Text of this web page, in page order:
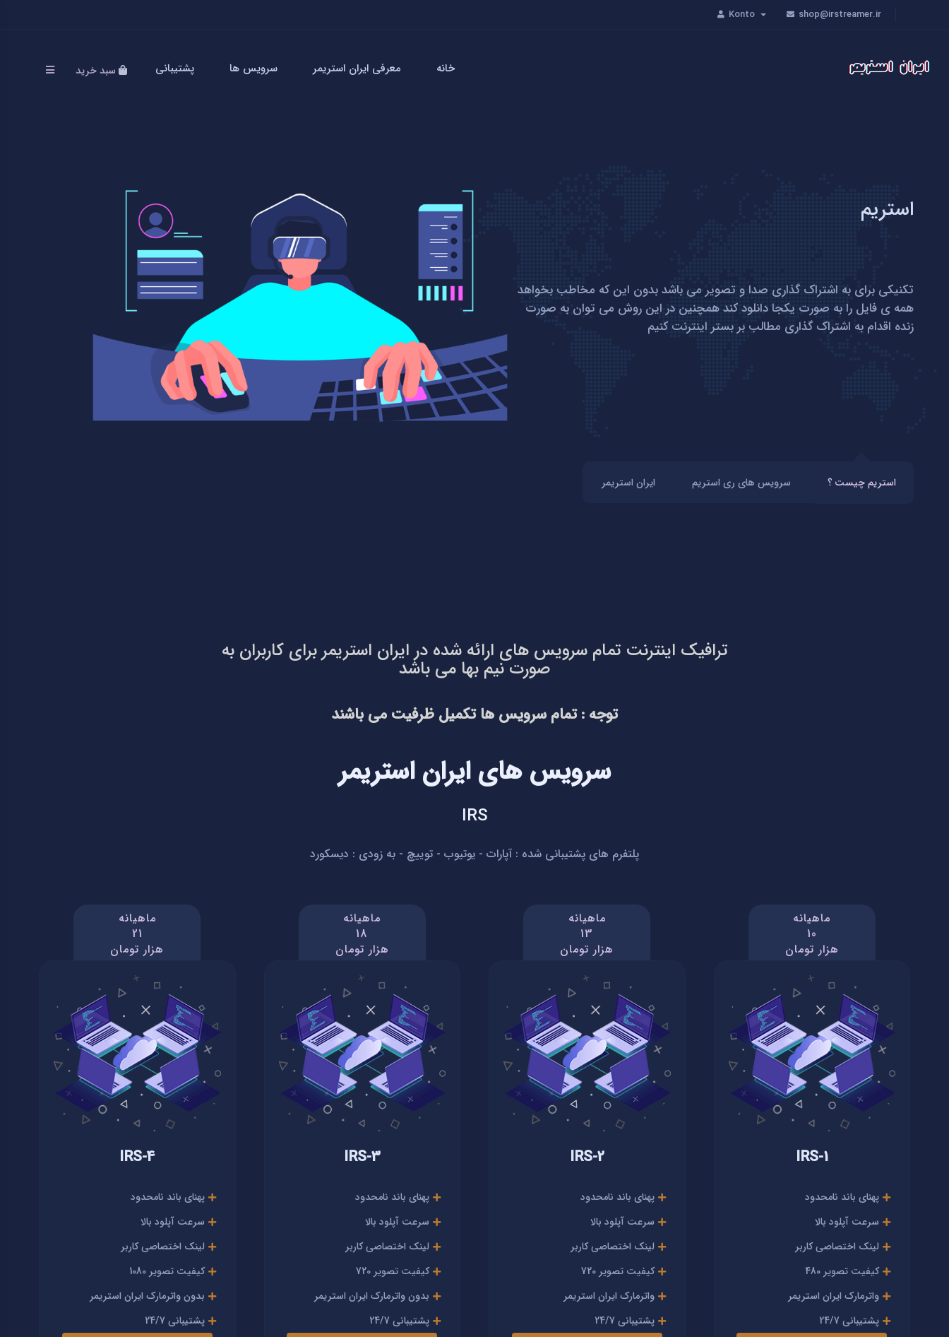
shop@irstreamer.ir
Konto
سبد خرید خانه معرفی ایران استریمر سرویس ها پشتیبانی
استریم
تکنیکی برای به اشتراک گذاری صدا و تصویر می باشد بدون این که مخاطب بخواهد
همه ی فایل را به صورت یکجا دانلود کند همچنین در این روش می توان به صورت
زنده اقدام به اشتراک گذاری مطالب بر بستر اینترنت کنیم
استریم چیست ؟ سرویس های ری استریم ایران استریمر
ترافیک اینترنت تمام سرویس های ارائه شده در ایران استریمر برای کاربران به
صورت نیم بها می باشد
توجه : تمام سرویس ها تکمیل ظرفیت می باشند
سرویس های ایران استریمر
IRS
پلتفرم های پشتیبانی شده : آپارات - یوتیوب - توییچ - به زودی : دیسکورد
ماهیانه
10
هزار تومان
IRS-1
پهنای باند نامحدود
سرعت آپلود بالا
لینک اختصاصی کاربر
کیفیت تصویر 480
واترمارک ایران استریمر
پشتیبانی 24/7
ماهیانه
13
هزار تومان
IRS-2
پهنای باند نامحدود
سرعت آپلود بالا
لینک اختصاصی کاربر
کیفیت تصویر 720
واترمارک ایران استریمر
پشتیبانی 24/7
ماهیانه
18
هزار تومان
IRS-3
پهنای باند نامحدود
سرعت آپلود بالا
لینک اختصاصی کاربر
کیفیت تصویر 720
بدون واترمارک ایران استریمر
پشتیبانی 24/7
ماهیانه
21
هزار تومان
IRS-4
پهنای باند نامحدود
سرعت آپلود بالا
لینک اختصاصی کاربر
کیفیت تصویر 1080
بدون واترمارک ایران استریمر
پشتیبانی 24/7